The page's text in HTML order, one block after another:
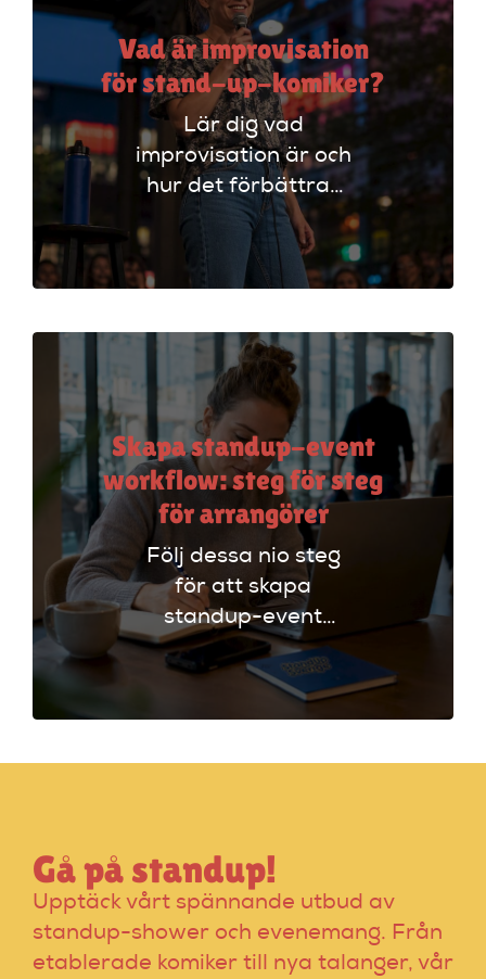
Vad är improvisation
för stand-up-komiker?
Lär dig vad
improvisation är och
hur det förbättrar
din stand-up!
Upptäck tekniker
som stärker ditt
scenframträdande.
Skapa standup-event
workflow: steg för steg
för arrangörer
Följ dessa nio steg
för att skapa
standup-event
workflow. Planera
effektivt och undvik
vanliga misstag för
Gå på standup!
Upptäck vårt spännande utbud av
standup-shower och evenemang. Från
etablerade komiker till nya talanger, vår